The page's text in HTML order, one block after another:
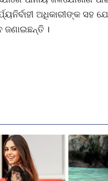
ଅଧିକାରୀଙ୍କ ସହ
।